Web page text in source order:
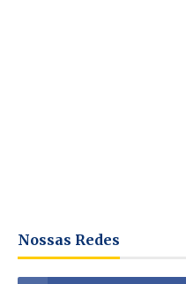
Nossas Redes